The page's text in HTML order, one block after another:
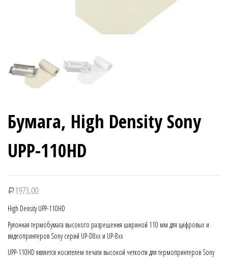
Бумага, High Density Sony
UPP-110HD
Р 1973,00
High Density UPP-110HD
Рулонная термобумага высокого разрешения шириной 110 мм для цифровых и
видеопринтеров Sony серий UP-D8xx и UP-8xx
UPP-110HD является носителем печати высокой четкости для термопринтеров Sony